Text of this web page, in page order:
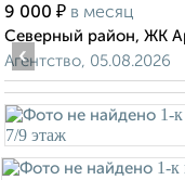
9 000 ₽ в месяц
Северный район, ЖК
Агентство, 05.08.2026
‹